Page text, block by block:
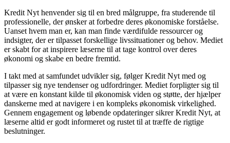
Kredit Nyt henvender sig til en bred målgruppe, fra studerende til
professionelle, der ønsker at forbedre deres økonomiske forståelse.
Uanset hvem man er, kan man finde værdifulde ressourcer og
indsigter, der er tilpasset forskellige livssituationer og behov. Mediet
er skabt for at inspirere læserne til at tage kontrol over deres
økonomi og skabe en bedre fremtid.
I takt med at samfundet udvikler sig, følger Kredit Nyt med og
tilpasser sig nye tendenser og udfordringer. Mediet forpligter sig til
at være en konstant kilde til økonomisk viden og støtte, der hjælper
danskerne med at navigere i en kompleks økonomisk virkelighed.
Gennem engagement og løbende opdateringer sikrer Kredit Nyt, at
læserne altid er godt informeret og rustet til at træffe de rigtige
beslutninger.